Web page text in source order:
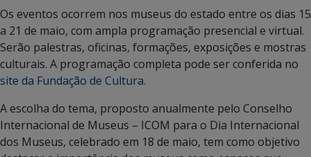
Os eventos ocorrem nos museus do estado entre os dias 15
a 21 de maio, com ampla programação presencial e virtual.
Serão palestras, oficinas, formações, exposições e mostras
culturais. A programação completa pode ser conferida no
site da Fundação de Cultura.
A escolha do tema, proposto anualmente pelo Conselho
Internacional de Museus – ICOM para o Dia Internacional
dos Museus, celebrado em 18 de maio, tem como objetivo